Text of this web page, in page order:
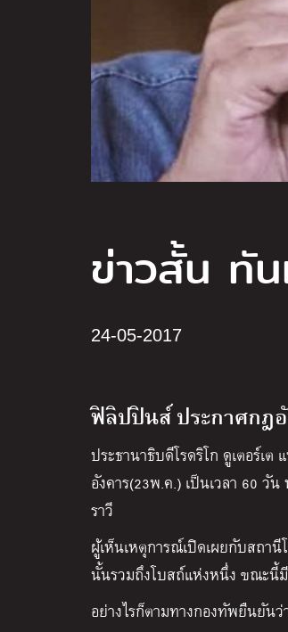
ข่าวสั้น ทั
24-05-2017
ฟิลิปปินส์ ประกาศกฎ
ประธานาธิบดีโรดริโก ดูเตอร์เ
อังคาร(23พ.ค.) เป็นเวลา 60 วั
ราวี
ผู้เห็นเหตุการณ์เปิดเผยกับสถา
นั้นรวมถึงโบสถ์แห่งหนึ่ง ขณะนี้
อย่างไรก็ตามทางกองทัพยืนยันว่